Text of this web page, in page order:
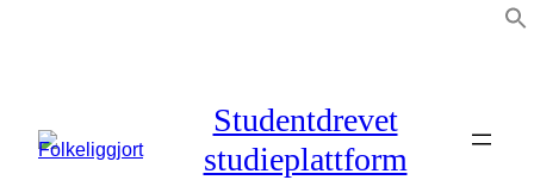
Studentdrevet
studieplattform